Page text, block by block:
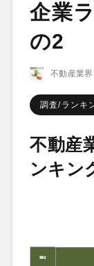
企業
の2
不動産業
調査/ランキ
不動産
ンキン